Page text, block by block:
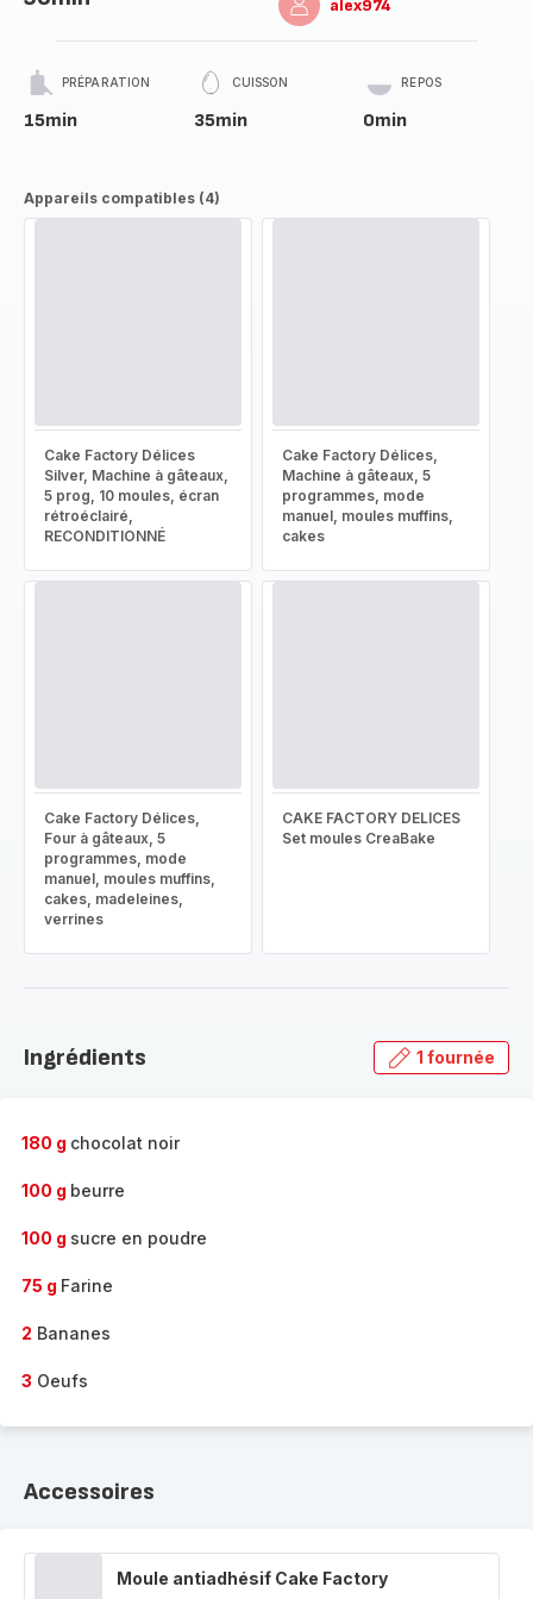
alex974
PRÉPARATION
15min
CUISSON
35min
REPOS
0min
Appareils compatibles (4)
Cake Factory Délices
Silver, Machine à gâteaux,
5 prog, 10 moules, écran
rétroéclairé,
RECONDITIONNÉ
Cake Factory Délices,
Machine à gâteaux, 5
programmes, mode
manuel, moules muffins,
cakes
Cake Factory Délices,
Four à gâteaux, 5
programmes, mode
manuel, moules muffins,
cakes, madeleines,
verrines
CAKE FACTORY DELICES
Set moules CreaBake
Ingrédients 1 fournée
180 g chocolat noir
100 g beurre
100 g sucre en poudre
75 g Farine
2 Bananes
3 Oeufs
Accessoires
Moule antiadhésif Cake Factory